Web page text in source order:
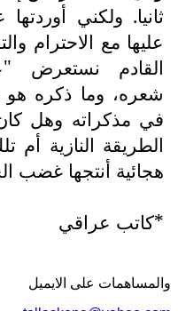
ثانيا. ولكني
عليها مع الاحترام
القادم نستعرض
شعره، وما ذكره
في مذكراته وهل
الطريقة النازية
هجائية أنتجها غضب
*كاتب عراقي
والمساهمات علی الایمیل